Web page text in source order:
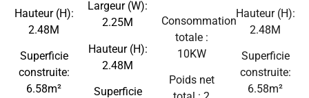
Hauteur (H):
2.48M
Superficie
construite:
6.58m²
Largeur (W):
2.25M
Hauteur (H):
2.48M
Superficie
Consommation
totale :
10KW
Poids net
Hauteur (H):
2.48M
Superficie
construite:
6.58m²